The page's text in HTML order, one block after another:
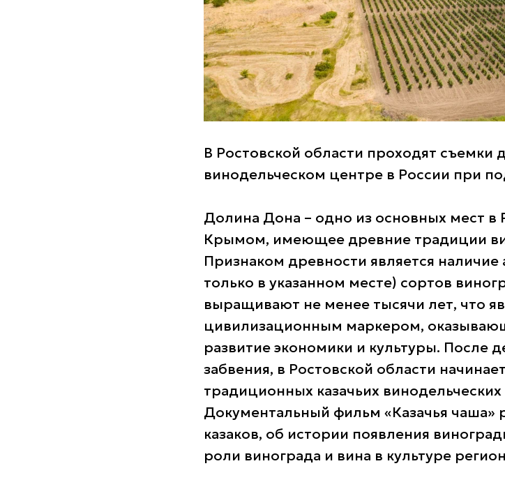
В Ростовской области проходят съемки
винодельческом центре в России при
Долина Дона – одно из основных мест в
Крымом, имеющее древние традиции
Признаком древности является
только в указанном месте) сортов
выращивают не менее тысячи лет, что
цивилизационным маркером,
развитие экономики и культуры. После
забвения, в Ростовской области
традиционных казачьих
Документальный фильм «Казачья чаша»
казаков, об истории появления
роли винограда и вина в культуре